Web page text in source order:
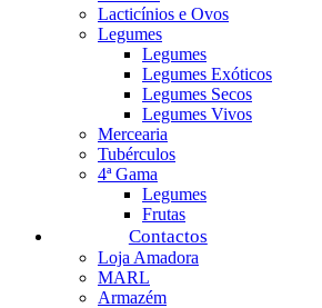
Lacticínios e Ovos
Legumes
Legumes
Legumes Exóticos
Legumes Secos
Legumes Vivos
Mercearia
Tubérculos
4ª Gama
Legumes
Frutas
Contactos
Loja Amadora
MARL
Armazém